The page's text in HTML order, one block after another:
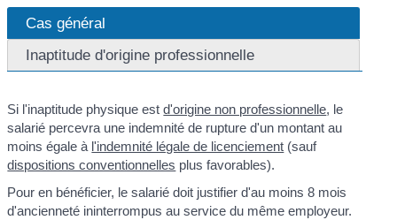
Cas général
Inaptitude d'origine professionnelle
Si l'inaptitude physique estd'origine non professionnelle, le
salarié percevra une indemnité de rupture d'un montant au
moins égale à l'indemnité légale de licenciement (sauf
dispositions conventionnelles plus favorables).
Pour en bénéficier, le salarié doit justifier d'au moins 8 mois
d'ancienneté ininterrompus au service du même employeur.